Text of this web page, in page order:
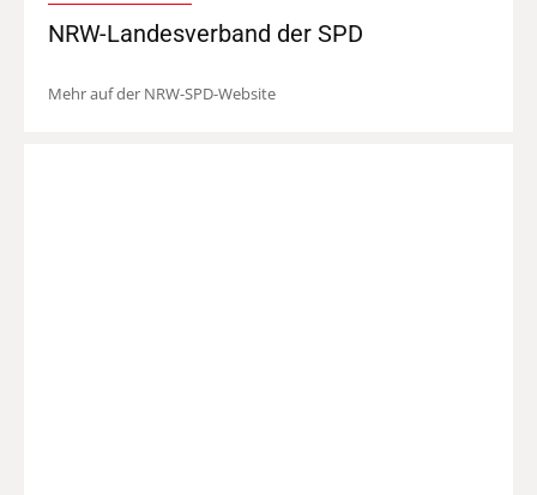
NRW-Landesverband der SPD
Mehr auf der NRW-SPD-Website